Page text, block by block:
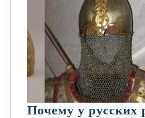
Почему у русских